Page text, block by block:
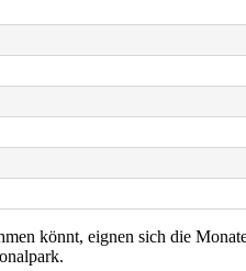
könnt, eignen sich die